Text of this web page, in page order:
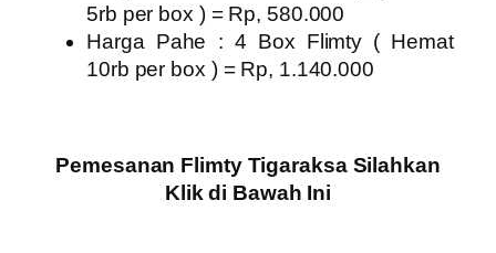
5rb per box ) = Rp, 580.000
Harga Pahe : 4 Box Flimty ( Hemat
10rb per box ) = Rp, 1.140.000
Pemesanan Flimty Tigaraksa Silahkan
Klik di Bawah Ini